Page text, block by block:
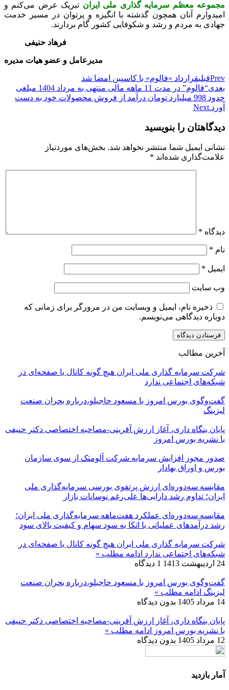
مجموعه معظم سرمایه گذاری ملی ایران تبریک عرض می‌کنم و
امیدوارم آنان همچون گذشته با انگیزه و پرتوان در مسیر خدمت
جهادی به مردم و رشد و شکوفایی کشور گام بردارند.
فرهاد حنیفی
مدیرعامل و عضو هیات مدیره
Prevقبلیقرارداد «فالوم» با کاسپین امضا شد
بعدی
“فالوم” در مدت 11 ماهه مالی منتهی به مرداد 1404 مبلغی
حدود 998 میلیارد تومان درآمد از فروش محصولات خود به دست
آورد.Next
دیدگاهتان را بنویسید
نشانی ایمیل شما منتشر نخواهد شد. بخش‌های موردنیاز
علامت‌گذاری شده‌اند *
دیدگاه *
نام *
ایمیل *
وب‌ سایت
ذخیره نام، ایمیل و وبسایت من در مرورگر برای زمانی که
دوباره دیدگاهی می‌نویسم.
آخرین مطالب
شرکت سرمایه گذاری ملی ایران هیچ گونه کانال یا صفحه‌ای در
شبکه‌های اجتماعی ندارد
گفت‌وگوی بورس امروز با مسعود حاجیلو،درباره بحران صنعت
لیزینگ
پایان بنگاه داری، آغاز ارزش آفرینی-مصاحبه اختصاصی دکتر حنیفی
با نشریه بورس امروز
صدور مجوز افزایش سرمایه شرکت آلومتک از سوی سازمان
بورس و اوراق بهادار
مقایسه سه‌دوره‌ای ارزش پرتفوی بورسی سرمایه‌گذاری ملی
ایران؛ تداوم رشد دارایی‌ها علی‌رغم نوسانات بازار
مقایسه سه‌دوره‌ای عملکرد هفت‌ماهه سرمایه‌گذاری ملی ایران؛
رشد درآمدهای عملیاتی با اتکا به سود سهام و کیفیت بالای سود
شرکت سرمایه گذاری ملی ایران هیچ گونه کانال یا صفحه‌ای در
شبکه‌های اجتماعی ندارد ادامه مطلب »
24 اردیبهشت 1413
1 دیدگاه
گفت‌وگوی بورس امروز با مسعود حاجیلو،درباره بحران صنعت
لیزینگ ادامه مطلب »
14 مرداد 1405
بدون دیدگاه
پایان بنگاه داری، آغاز ارزش آفرینی-مصاحبه اختصاصی دکتر حنیفی
با نشریه بورس امروز
ادامه مطلب »
12 مرداد 1405
بدون دیدگاه
آمار بازدید